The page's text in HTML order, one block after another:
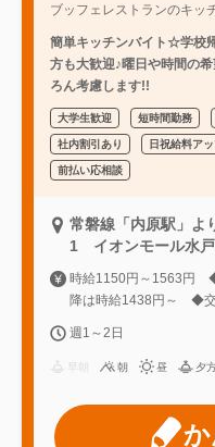
ブッフェレストランのキッ
簡単キッチンバイト☆学校
方も大歓迎♪曜日や時間の
ろん考慮します!!
大学生歓迎 短時間勤務
社内割引あり 日祝給料ア
前払い応相談
常磐線「内原駅」
1 イオンモール水
時給1150円～1563円
降は時給1438円～ ◆
週1～2日
朝 昼 夕